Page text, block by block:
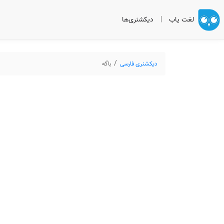
لغت یاب | دیکشنری‌ها
دیکشنری فارسی باگه